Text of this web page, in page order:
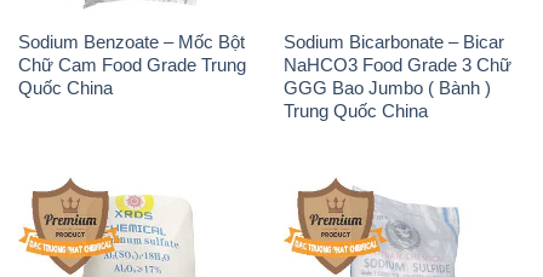
Sodium Benzoate – Mốc Bột
Chữ Cam Food Grade Trung
Quốc China
Sodium Bicarbonate – Bicar
NaHCO3 Food Grade 3 Chữ
GGG Bao Jumbo ( Bành )
Trung Quốc China